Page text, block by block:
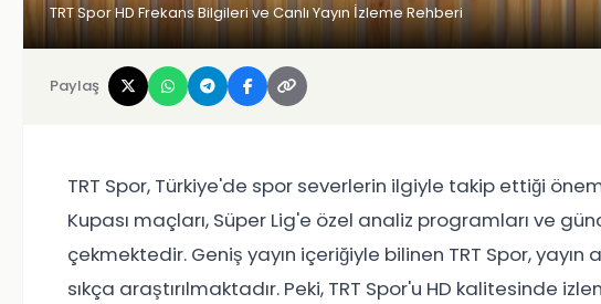
TRT Spor HD Frekans Bilgileri ve Canlı Yayın İzleme Rehberi
Paylaş
TRT Spor, Türkiye'de spor severlerin ilgiyle takip ettiği
Kupası maçları, Süper Lig'e özel analiz programları ve
çekmektedir. Geniş yayın içeriğiyle bilinen TRT Spor, yayın
sıkça araştırılmaktadır. Peki, TRT Spor'u HD kalitesinde